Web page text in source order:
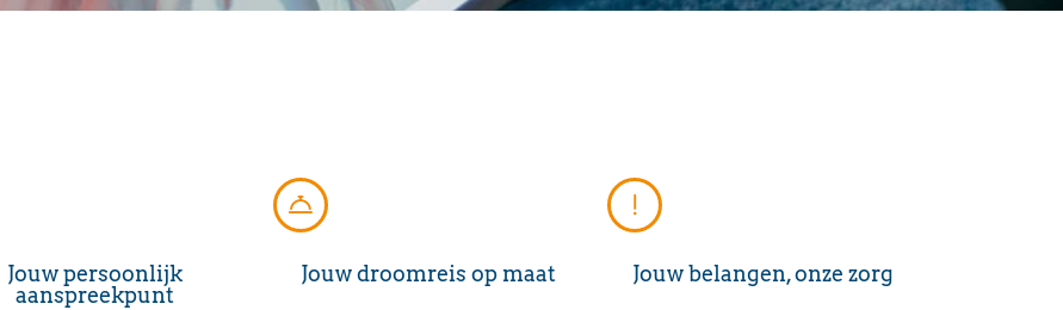
Jouw persoonlijk
aanspreekpunt
Jouw droomreis op maat Jouw belangen, onze zorg